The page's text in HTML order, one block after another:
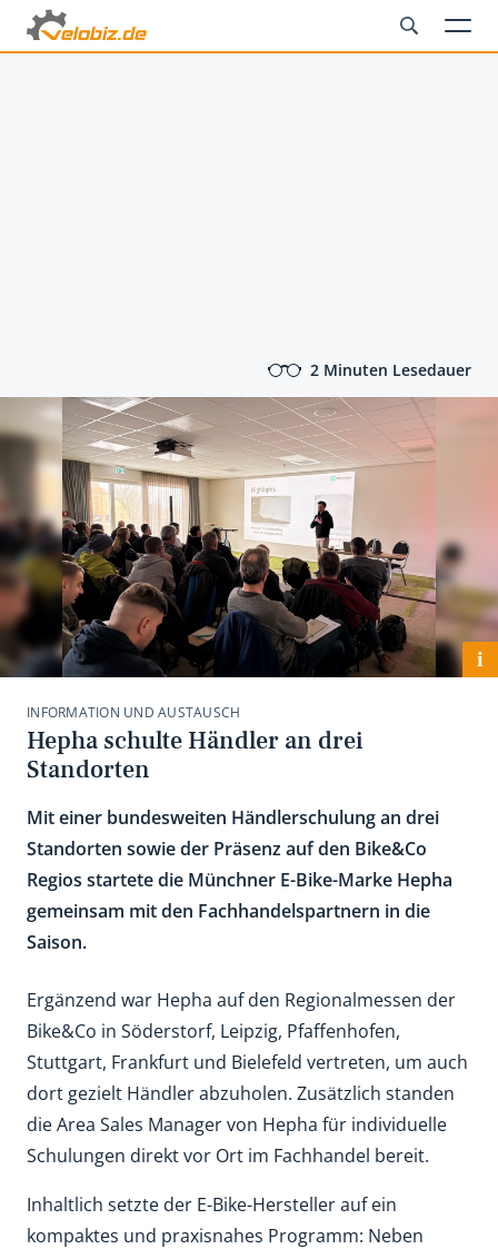
2 Minuten Lesedauer
i
INFORMATION UND AUSTAUSCH
Hepha schulte Händler an drei
Standorten
Mit einer bundesweiten Händlerschulung an drei
Standorten sowie der Präsenz auf den Bike&Co
Regios startete die Münchner E-Bike-Marke Hepha
gemeinsam mit den Fachhandelspartnern in die
Saison.
Ergänzend war Hepha auf den Regionalmessen der
Bike&Co in Söderstorf, Leipzig, Pfaffenhofen,
Stuttgart, Frankfurt und Bielefeld vertreten, um auch
dort gezielt Händler abzuholen. Zusätzlich standen
die Area Sales Manager von Hepha für individuelle
Schulungen direkt vor Ort im Fachhandel bereit.
Inhaltlich setzte der E-Bike-Hersteller auf ein
kompaktes und praxisnahes Programm: Neben